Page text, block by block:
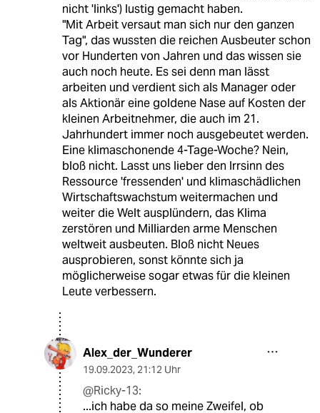
nicht 'links') lustig gemacht haben.
"Mit Arbeit versaut man sich nur den ganzen
Tag", das wussten die reichen Ausbeuter schon
vor Hunderten von Jahren und das wissen sie
auch noch heute. Es sei denn man lässt
arbeiten und verdient sich als Manager oder
als Aktionär eine goldene Nase auf Kosten der
kleinen Arbeitnehmer, die auch im 21.
Jahrhundert immer noch ausgebeutet werden.
Eine klimaschonende 4-Tage-Woche? Nein,
bloß nicht. Lasst uns lieber den Irrsinn des
Ressource 'fressenden' und klimaschädlichen
Wirtschaftswachstum weitermachen und
weiter die Welt ausplündern, das Klima
zerstören und Milliarden arme Menschen
weltweit ausbeuten. Bloß nicht Neues
ausprobieren, sonst könnte sich ja
möglicherweise sogar etwas für die kleinen
Leute verbessern.
Alex_der_Wunderer
19.09.2023, 21:12 Uhr
@Ricky-13:
...ich habe da so meine Zweifel, ob